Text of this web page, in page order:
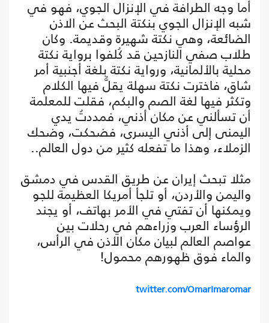
أما وجه الطرافة في الإنزال الجوي، فهو في
شبه الإنزال الجوي بنكتة البحث عن الاذن
الضائعة، وهي نكتة شهيرة وقديمة. وكان
طلاب صفي النازحين قد كُلفوا برواية نكتة
محلية بالألمانية، ورواية نكتة بلغة أجنبية أمر
شاق، فاخترت نكتة سهلة يقلُّ فيها الكلام
وتكثر فيها لغة الصم والبكم، فقلت للمعلمة
أن تسألني عن مكان أذني، فمددتُ يدي
اليمنى إلى أذني اليسرى، فضحكت، وضحك
الزملاء، وهذا ما تفعله كثير من دول العالم..
مثلا تبحث إيران عن طريق القدس في دمشق
واليمن والأردن، أو تلجأ أمريكا العظيمة للجو
ويمكنها أن تفتي في الأمر بهاتف، أو يجند
الرؤساء العرب وزراءهم في رحلات بين
عواصم العالم لبيان مكان الأذن في الرأس،
والماء فوق ظهورهم محمول!
twitter.com/OmarImaromar